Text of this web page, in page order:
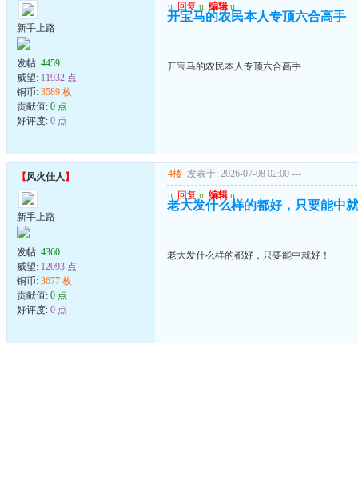
新手上路
发帖: 4459
威望: 11932 点
铜币: 3589 枚
贡献值: 0 点
好评度: 0 点
u 回复 u 编辑 u
开宝马的农民本人专顶六合高手
开宝马的农民本人专顶六合高手
【风火佳人 】
新手上路
发帖: 4360
威望: 12093 点
铜币: 3677 枚
贡献值: 0 点
好评度: 0 点
4楼 发表于: 2026-07-08 02:00 ---
u 回复 u 编辑 u
老大发什么样的都好，只要能中
老大发什么样的都好，只要能中就好！